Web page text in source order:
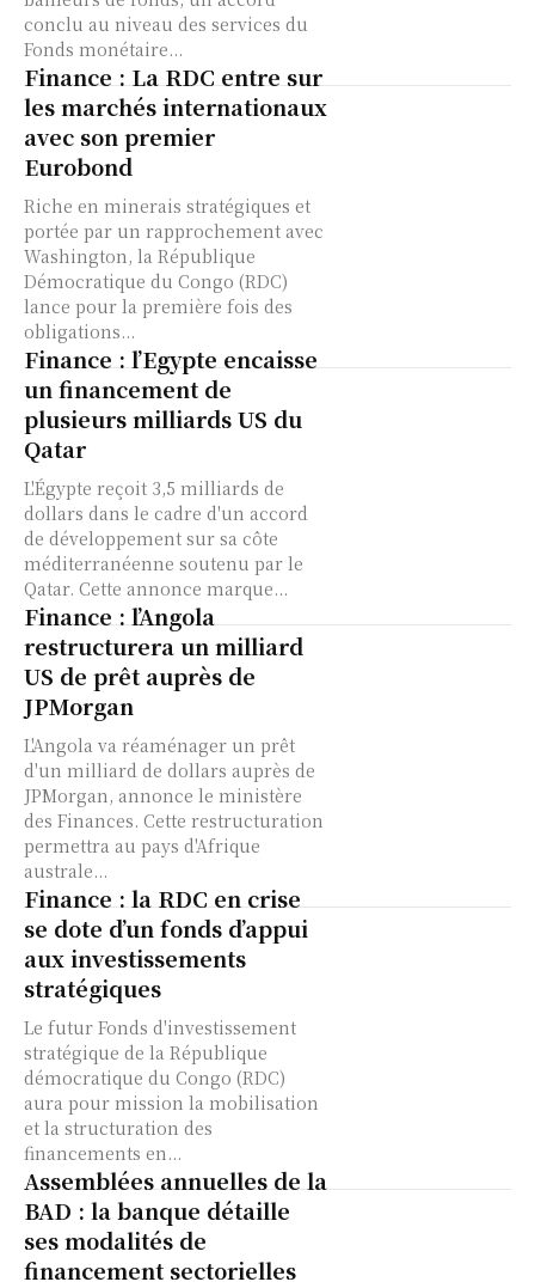
conclu au niveau des services du
Fonds monétaire...
Finance : La RDC entre sur
les marchés internationaux
avec son premier
Eurobond
Riche en minerais stratégiques et
portée par un rapprochement avec
Washington, la République
Démocratique du Congo (RDC)
lance pour la première fois des
obligations...
Finance : l’Egypte encaisse
un financement de
plusieurs milliards US du
Qatar
L'Égypte reçoit 3,5 milliards de
dollars dans le cadre d'un accord
de développement sur sa côte
méditerranéenne soutenu par le
Qatar. Cette annonce marque...
Finance : l’Angola
restructurera un milliard
US de prêt auprès de
JPMorgan
L'Angola va réaménager un prêt
d'un milliard de dollars auprès de
JPMorgan, annonce le ministère
des Finances. Cette restructuration
permettra au pays d'Afrique
australe...
Finance : la RDC en crise
se dote d’un fonds d’appui
aux investissements
stratégiques
Le futur Fonds d'investissement
stratégique de la République
démocratique du Congo (RDC)
aura pour mission la mobilisation
et la structuration des
financements en...
Assemblées annuelles de la
BAD : la banque détaille
ses modalités de
financement sectorielles